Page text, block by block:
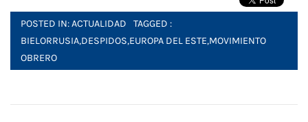
POSTED IN:ACTUALIDAD
TAGGED :
BIELORRUSIA,DESPIDOS,EUROPA DEL ESTE,MOVIMIENTO
OBRERO